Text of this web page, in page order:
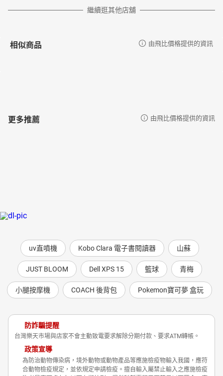
繼續逛其他店舖
相似商品 由飛比價格提供的資訊
更多推薦 由飛比價格提供的資訊
uv直噴機 Kobo Clara 電子書閱讀器 山蘇
JUST BLOOM Dell XPS 15 籃球 青梅
小腿按摩機 COACH 後背包 Pokemon寶可夢 盒玩
防詐騙提醒
台灣樂天市場與店家不會主動致電要求解除分期付款、要求ATM轉帳。
政策宣導
為防治動物傳染病，境外動物或動物產品等應施檢疫物輸入我國，應符
合動物檢疫規定，並依規定申請檢疫。擅自輸入屬禁止輸入之應施檢疫